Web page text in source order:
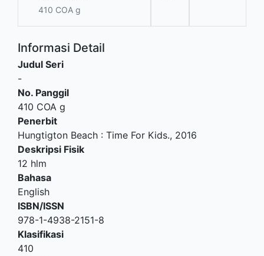
410 COA g
Informasi Detail
Judul Seri
-
No. Panggil
410 COA g
Penerbit
Hungtigton Beach : Time For Kids., 2016
Deskripsi Fisik
12 hlm
Bahasa
English
ISBN/ISSN
978-1-4938-2151-8
Klasifikasi
410